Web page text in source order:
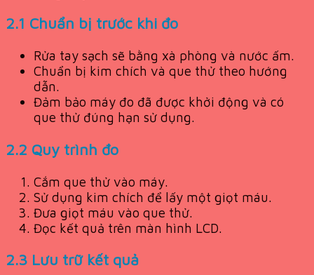
2.1 Chuẩn bị trước khi đo
Rửa tay sạch sẽ bằng xà phòng và nước ấm.
Chuẩn bị kim chích và que thử theo hướng
dẫn.
Đảm bảo máy đo đã được khởi động và có
que thử đúng hạn sử dụng.
2.2 Quy trình đo
Cắm que thử vào máy.
Sử dụng kim chích để lấy một giọt máu.
Đưa giọt máu vào que thử.
Đọc kết quả trên màn hình LCD.
2.3 Lưu trữ kết quả